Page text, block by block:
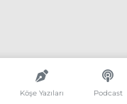
Köşe Yazıları Podcast